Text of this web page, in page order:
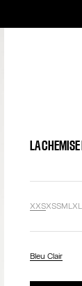
LA
XXSXSSMLXL
Bleu Clair